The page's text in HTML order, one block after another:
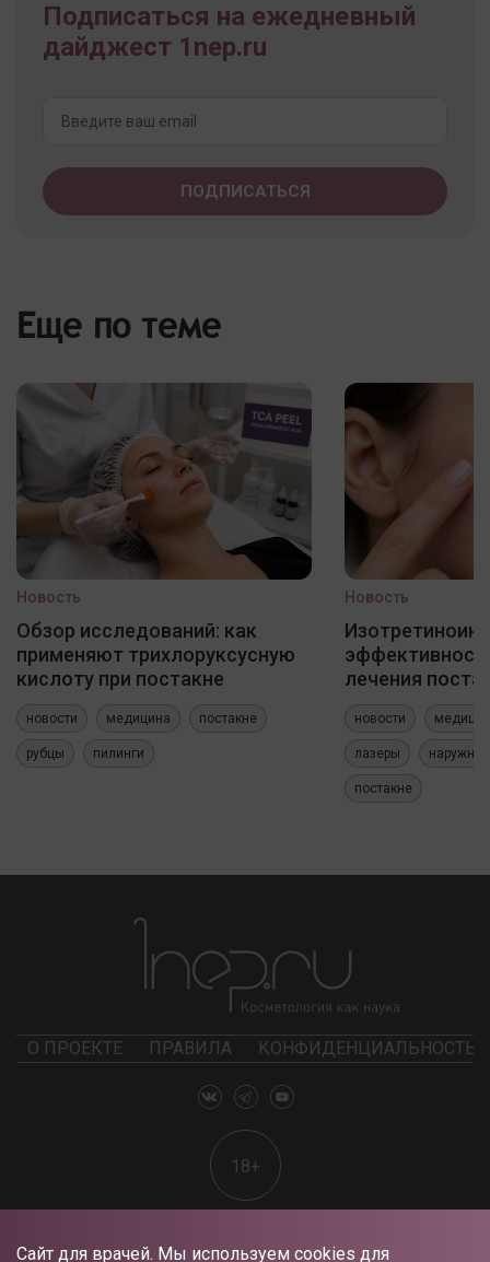
Сайт для врачей. Мы используем cookies для
Подписаться на ежедневный
дайджест 1nep.ru
Еще по теме
Новость
Обзор исследований: как
применяют трихлоруксусную
кислоту при постакне
новости медицина постакне
рубцы пилинги
Новость
Изотретиноин
лечения
новости
лазеры
постакне
О ПРОЕКТЕ ПРАВИЛА КОНФИДЕНЦИАЛЬНОСТЬ
18+